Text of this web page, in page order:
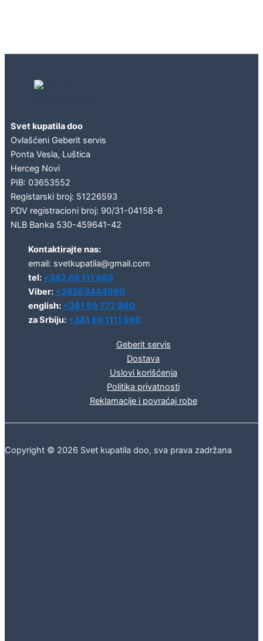
Svet kupatila doo
Ovlašćeni Geberit servis
Ponta Vesla, Luštica
Herceg Novi
PIB: 03653552
Registarski broj: 51226593
PDV registracioni broj: 90/31-04158-6
NLB Banka 530-459641-42
Kontaktirajte nas:
email: svetkupatila@gmail.com
tel: +382 69 111 960
Viber: +38263444960
english: +381 69 777 960
za Srbiju: +381 69 1111 960
Geberit servis
Dostava
Uslovi korišćenja
Politika privatnosti
Reklamacije i povraćaj robe
Copyright © 2026 Svet kupatila doo, sva prava zadržana